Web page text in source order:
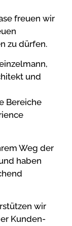
freuen wir
zu dürfen.
und
Bereiche
Weg der
haben
wir
Kunden-